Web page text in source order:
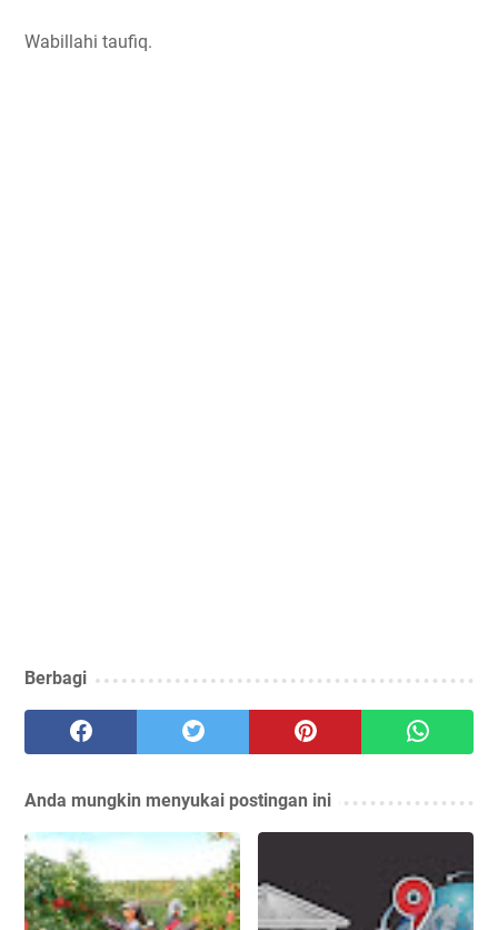
Wabillahi taufiq.
Berbagi
Anda mungkin menyukai postingan ini